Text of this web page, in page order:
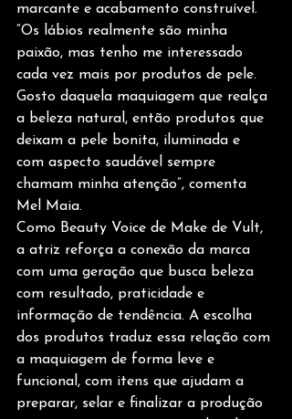
marcante e acabamento construível.
“Os lábios realmente são minha
paixão, mas tenho me interessado
cada vez mais por produtos de pele.
Gosto daquela maquiagem que realça
a beleza natural, então produtos que
deixam a pele bonita, iluminada e
com aspecto saudável sempre
chamam minha atenção”, comenta
Mel Maia.
Como Beauty Voice de Make de Vult,
a atriz reforça a conexão da marca
com uma geração que busca beleza
com resultado, praticidade e
informação de tendência. A escolha
dos produtos traduz essa relação com
a maquiagem de forma leve e
funcional, com itens que ajudam a
preparar, selar e finalizar a produção